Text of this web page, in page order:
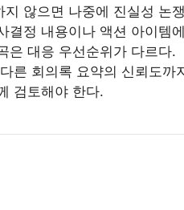
지 않으면 나중에 진실성 논
결정 내용이나 액션 아이템
은 대응 우선순위가 다르다.
른 회의록 요약의 신뢰도까
검토해야 한다.